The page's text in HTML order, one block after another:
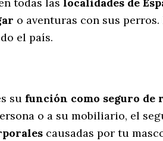
o aventuras con sus perros
el país.
su función como seguro
o a su mobiliario, el
causadas por tu